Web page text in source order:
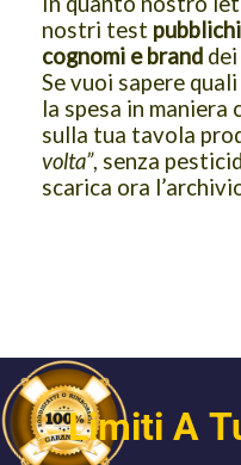
nostri test
cognomi e brand
Se vuoi sapere
la spesa in
sulla tua tavola
volta”, senza
scarica ora
Limiti A